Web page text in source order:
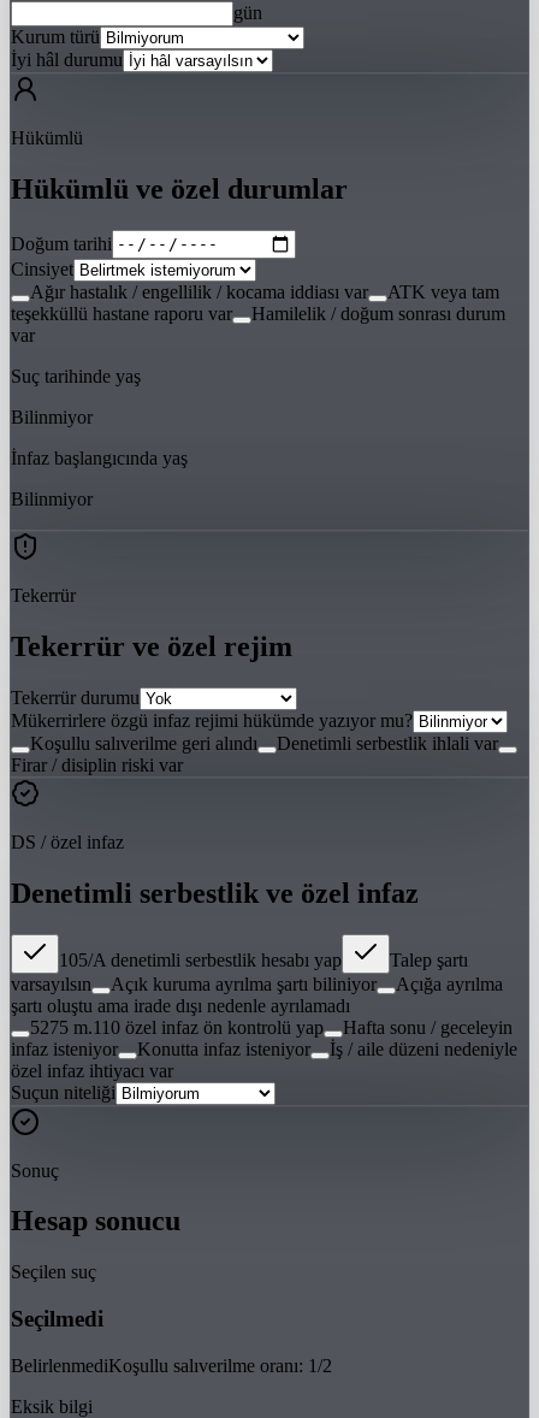
gün
Kurum türü
İyi hâl durumu
Hükümlü
Hükümlü ve özel durumlar
Doğum tarihi
Cinsiyet
Ağır hastalık / engellilik / kocama iddiası var
ATK veya tam
teşekküllü hastane raporu var
Hamilelik / doğum sonrası durum
var
Suç tarihinde yaş
Bilinmiyor
İnfaz başlangıcında yaş
Bilinmiyor
Tekerrür
Tekerrür ve özel rejim
Tekerrür durumu
Mükerrirlere özgü infaz rejimi hükümde yazıyor mu?
Koşullu salıverilme geri alındı
Denetimli serbestlik ihlali var
Firar / disiplin riski var
DS / özel infaz
Denetimli serbestlik ve özel infaz
105/A denetimli serbestlik hesabı yap
Talep şartı
varsayılsın
Açık kuruma ayrılma şartı biliniyor
Açığa ayrılma
şartı oluştu ama irade dışı nedenle ayrılamadı
5275 m.110 özel infaz ön kontrolü yap
Hafta sonu / geceleyin
infaz isteniyor
Konutta infaz isteniyor
İş / aile düzeni nedeniyle
özel infaz ihtiyacı var
Suçun niteliği
Sonuç
Hesap sonucu
Seçilen suç
Seçilmedi
BelirlenmediKoşullu salıverilme oranı: 1/2
Eksik bilgi